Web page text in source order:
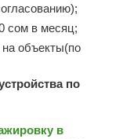
сом в месяц;
объекты(по
по
в